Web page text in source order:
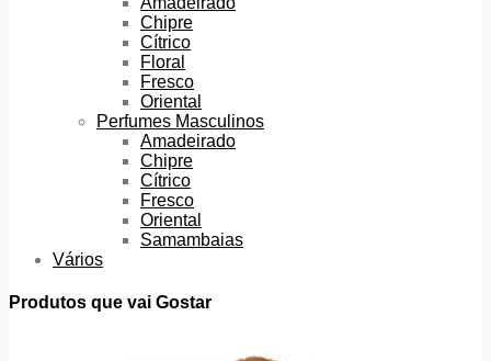
Chipre
Cítrico
Floral
Fresco
Oriental
Perfumes Masculinos
Amadeirado
Chipre
Cítrico
Fresco
Oriental
Samambaias
Vários
Produtos que vai Gostar